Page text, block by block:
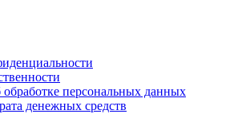
персональных данных
денежных средств